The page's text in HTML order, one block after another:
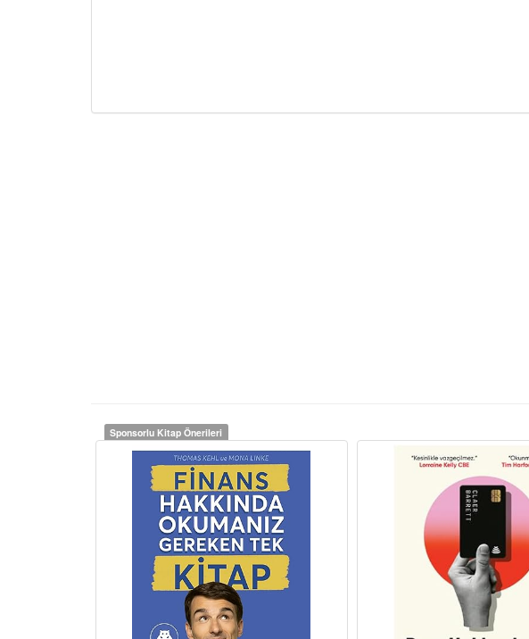
Sponsorlu Kitap Önerileri